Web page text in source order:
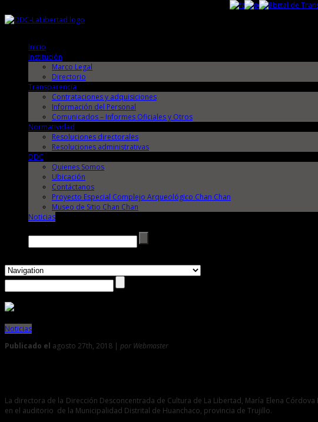
Inicio
Institución
Marco Legal
Directorio
Transparencia
Contrataciones y adquisiciones
Información del Personal
Comunicados – Informes Oficiales y Otros
Normatividad
Resoluciones directorales
Resoluciones administrativas
DDC
Quienes Somos
Ubicación
Contáctanos
Proyecto Especial Complejo Arqueológico Chan Chan
Museo de Sitio Chan Chan
Noticias
Noticias
Publicado el agosto 27th, 2018 | por Webmaster
La directora de la Dirección Desconcentrada de Cultura de La Libertad, María Elena
en el auditorio de la Municipalidad Distrital de Huanchaco, provincia de Trujillo.